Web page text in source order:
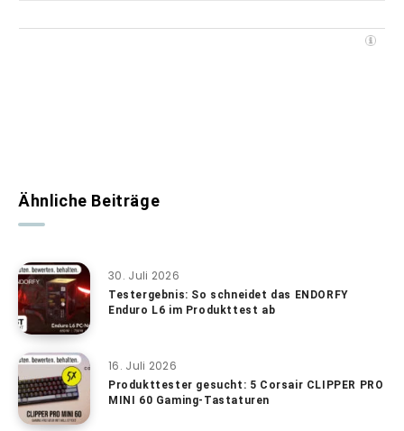
Ähnliche Beiträge
30. Juli 2026
Testergebnis: So schneidet das ENDORFY
Enduro L6 im Produkttest ab
16. Juli 2026
Produkttester gesucht: 5 Corsair CLIPPER PRO
MINI 60 Gaming-Tastaturen